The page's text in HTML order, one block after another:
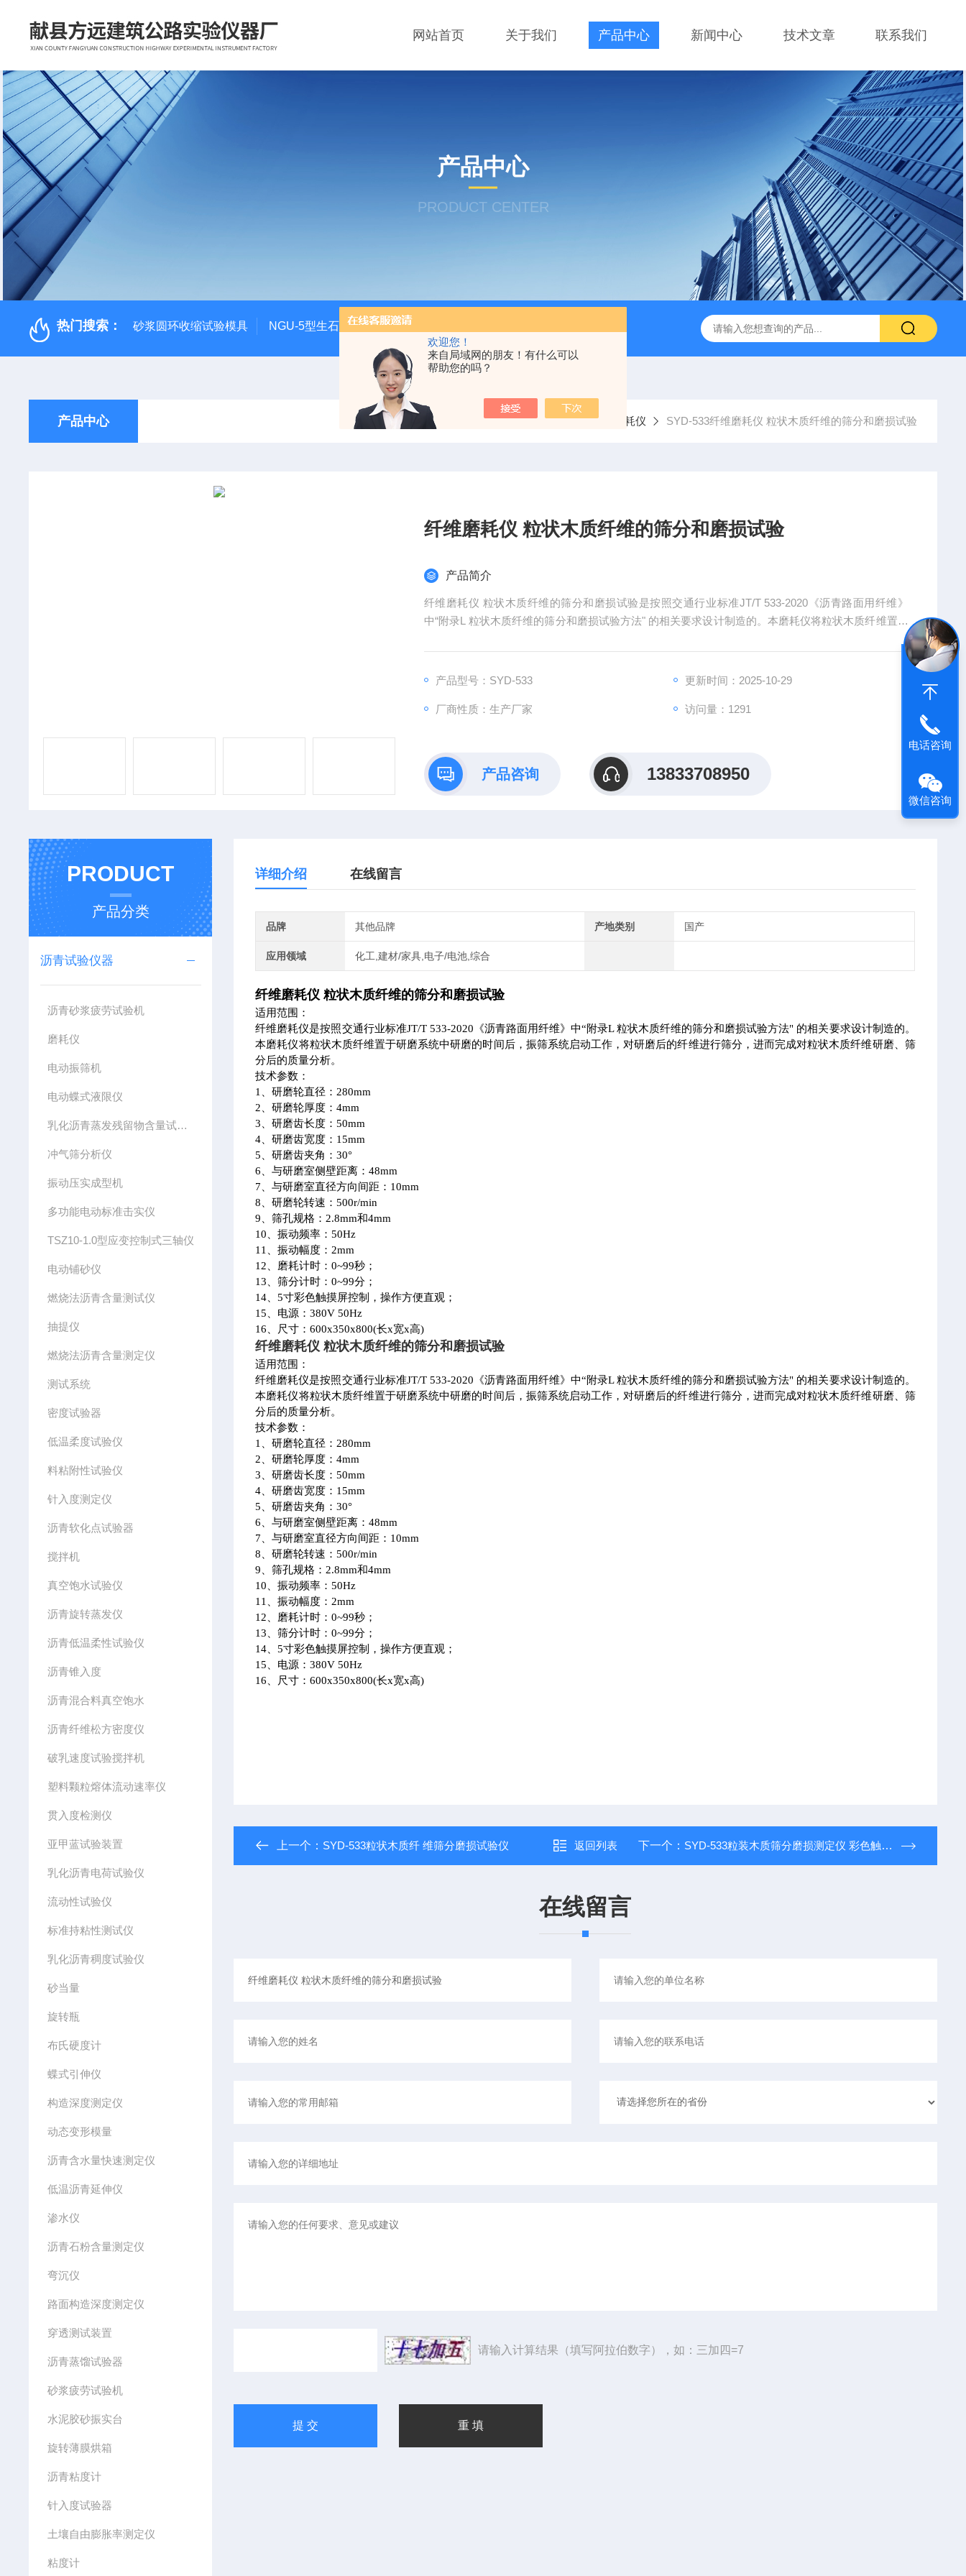
欢迎您！
来自局域网的朋友！有什么可以
帮助您的吗？
网站首页 关于我们 产品中心 新闻中心 技术文章 联系我们
产品中心
PRODUCT CENTER
热门搜索： 砂浆圆环收缩试验模具 NGU-5型生石灰消化器（保温带盖消化器） *GB/T 50080-2016标准普通混凝土泌水率试验容量筒试验方法 生石灰浆渣测定仪
产品中心 当前位置： 首页 产品中心 沥青试验仪器 磨耗仪 SYD-533纤维磨耗仪 粒状木质纤维的筛分和磨损试验
纤维磨耗仪 粒状木质纤维的筛分和磨损试验
产品简介
纤维磨耗仪 粒状木质纤维的筛分和磨损试验是按照交通行业标准JT/T 533-2020《沥青路面用纤维》
中“附录L 粒状木质纤维的筛分和磨损试验方法" 的相关要求设计制造的。本磨耗仪将粒状木质纤维置于
研磨系统中研磨的时间后，振筛系统启动工作，对研磨后的纤维进行筛分，进而完成对粒状木质纤维
产品型号：SYD-533
更新时间：2025-10-29
厂商性质：生产厂家 访问量：1291
产品咨询 13833708950
PRODUCT
产品分类
沥青试验仪器
沥青砂浆疲劳试验机
磨耗仪
电动振筛机
电动蝶式液限仪
乳化沥青蒸发残留物含量试验仪
冲气筛分析仪
振动压实成型机
多功能电动标准击实仪
TSZ10-1.0型应变控制式三轴仪
电动铺砂仪
燃烧法沥青含量测试仪
抽提仪
燃烧法沥青含量测定仪
测试系统
密度试验器
低温柔度试验仪
料粘附性试验仪
针入度测定仪
沥青软化点试验器
搅拌机
真空饱水试验仪
沥青旋转蒸发仪
沥青低温柔性试验仪
沥青锥入度
沥青混合料真空饱水
沥青纤维松方密度仪
破乳速度试验搅拌机
塑料颗粒熔体流动速率仪
贯入度检测仪
亚甲蓝试验装置
乳化沥青电荷试验仪
流动性试验仪
标准持粘性测试仪
乳化沥青稠度试验仪
砂当量
旋转瓶
布氏硬度计
蝶式引伸仪
构造深度测定仪
动态变形模量
沥青含水量快速测定仪
低温沥青延伸仪
渗水仪
沥青石粉含量测定仪
弯沉仪
路面构造深度测定仪
穿透测试装置
沥青蒸馏试验器
砂浆疲劳试验机
水泥胶砂振实台
旋转薄膜烘箱
沥青粘度计
针入度试验器
土壤自由膨胀率测定仪
粘度计
详细介绍 在线留言
品牌 其他品牌 产地类别 国产
应用领域 化工,建材/家具,电子/电池,综合
纤维磨耗仪 粒状木质纤维的筛分和磨损试验
适用范围：
纤维磨耗仪是按照交通行业标准JT/T 533-2020《沥青路面用纤维》中“附录L 粒状木质纤维的筛分和磨损试验方法" 的相关要求设计制造的。
本磨耗仪将粒状木质纤维置于研磨系统中研磨的时间后，振筛系统启动工作，对研磨后的纤维进行筛分，进而完成对粒状木质纤维研磨、筛
分后的质量分析。
技术参数：
1、研磨轮直径：280mm
2、研磨轮厚度：4mm
3、研磨齿长度：50mm
4、研磨齿宽度：15mm
5、研磨齿夹角：30°
6、与研磨室侧壁距离：48mm
7、与研磨室直径方向间距：10mm
8、研磨轮转速：500r/min
9、筛孔规格：2.8mm和4mm
10、振动频率：50Hz
11、振动幅度：2mm
12、磨耗计时：0~99秒；
13、筛分计时：0~99分；
14、5寸彩色触摸屏控制，操作方便直观；
15、电源：380V 50Hz
16、尺寸：600x350x800(长x宽x高)
纤维磨耗仪 粒状木质纤维的筛分和磨损试验
适用范围：
纤维磨耗仪是按照交通行业标准JT/T 533-2020《沥青路面用纤维》中“附录L 粒状木质纤维的筛分和磨损试验方法" 的相关要求设计制造的。
本磨耗仪将粒状木质纤维置于研磨系统中研磨的时间后，振筛系统启动工作，对研磨后的纤维进行筛分，进而完成对粒状木质纤维研磨、筛
分后的质量分析。
技术参数：
1、研磨轮直径：280mm
2、研磨轮厚度：4mm
3、研磨齿长度：50mm
4、研磨齿宽度：15mm
5、研磨齿夹角：30°
6、与研磨室侧壁距离：48mm
7、与研磨室直径方向间距：10mm
8、研磨轮转速：500r/min
9、筛孔规格：2.8mm和4mm
10、振动频率：50Hz
11、振动幅度：2mm
12、磨耗计时：0~99秒；
13、筛分计时：0~99分；
14、5寸彩色触摸屏控制，操作方便直观；
15、电源：380V 50Hz
16、尺寸：600x350x800(长x宽x高)
上一个： SYD-533粒状木质纤 维筛分磨损试验仪 返回列表 下一个： SYD-533粒装木质筛分磨损测定仪 彩色触摸屏
在线留言
请输入计算结果（填写阿拉伯数字），如：三加四=7
电话咨询
微信咨询